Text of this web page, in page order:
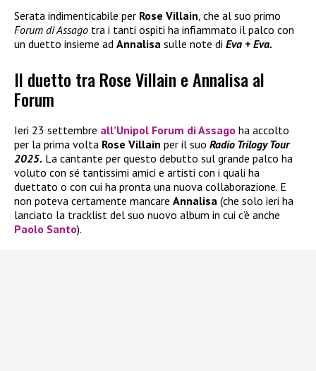
Serata indimenticabile per Rose Villain , che al suo primo
Forum di Assago tra i tanti ospiti ha infiammato il palco con
un duetto insieme ad Annalisa sulle note di Eva + Eva.
Il duetto tra Rose Villain e Annalisa al
Forum
Ieri 23 settembre all’Unipol Forum di Assago ha accolto
per la prima volta Rose Villain per il suo Radio Trilogy Tour
2025. La cantante per questo debutto sul grande palco ha
voluto con sé tantissimi amici e artisti con i quali ha
duettato o con cui ha pronta una nuova collaborazione. E
non poteva certamente mancare Annalisa (che solo ieri ha
lanciato la tracklist del suo nuovo album in cui c’è anche
Paolo Santo).